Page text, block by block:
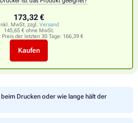
173,32 €
inkl. MwSt. zzgl. Versand
145,65 € ohne MwSt.
der letzten 30 Tage: 166,39 €
Kaufen
Drucken oder wie lange hält der